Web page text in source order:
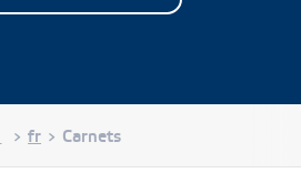
> fr > Carnets